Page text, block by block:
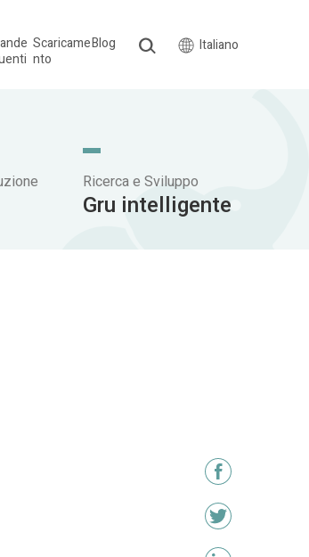
Scaricame
nto
Blog Italiano
Ricerca e Sviluppo
Gru intelligente